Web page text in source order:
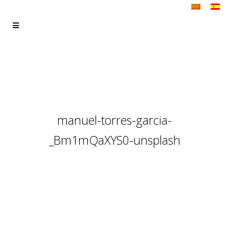
manuel-torres-garcia-
_Bm1mQaXYS0-unsplash